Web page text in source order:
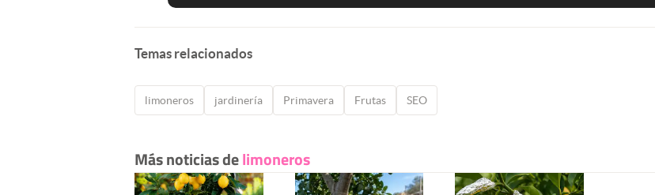
Temas relacionados
limoneros jardinería Primavera Frutas SEO
Más noticias delimoneros